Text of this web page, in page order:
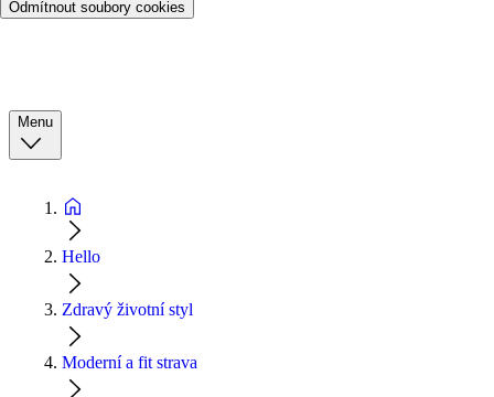
Odmítnout soubory cookies
Menu
Hello
Zdravý životní styl
Moderní a fit strava